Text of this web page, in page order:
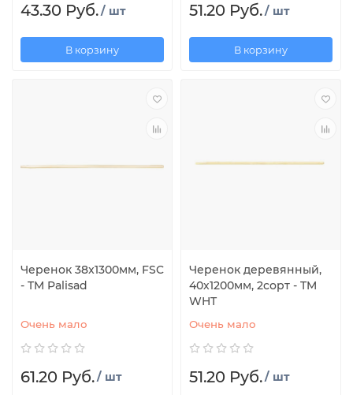
43.30 Руб./ шт
В корзину
51.20 Руб./ шт
В корзину
Черенок 38x1300мм, FSC
- TM Palisad
Очень мало
61.20 Руб./ шт
Черенок деревянный,
40х1200мм, 2сорт - TM
WHT
Очень мало
51.20 Руб./ шт